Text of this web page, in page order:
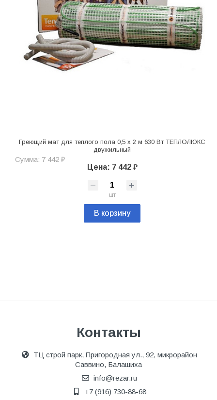
Греющий мат для теплого пола 0,5 х 2 м 630 Вт ТЕПЛОЛЮКС
двужильный
Сумма: 7 442 ₽
Цена: 7 442 ₽
шт
В корзину
Контакты
ТЦ строй парк, Пригородная ул., 92, микрорайон
Саввино, Балашиха
info@rezar.ru
+7 (916) 730-88-68